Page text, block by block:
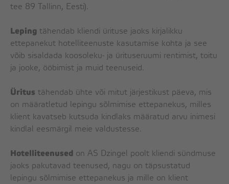
tee 89 Tallinn, Eesti).
Leping tähendab kliendi ürituse jaoks kirjalikku
ettepanekut hotelliteenuste kasutamise kohta ja see
võib sisaldada koosoleku- ja ürituseruumi rentimist, toitu
ja jooke, ööbimist ja muid teenuseid.
Üritus tähendab ühte või mitut järjestikust päeva, mis
on määratletud lepingu sõlmimise ettepanekus, milles
klient kavatseb kutsuda kindlaks määratud arvu inimesi
kindlal eesmärgil meie valdustesse.
Hotelliteenused on AS Dzingel poolt kliendi sündmuse
jaoks pakutavad teenused, nagu on täpsustatud
lepingu sõlmimise ettepanekus ja mille on klient